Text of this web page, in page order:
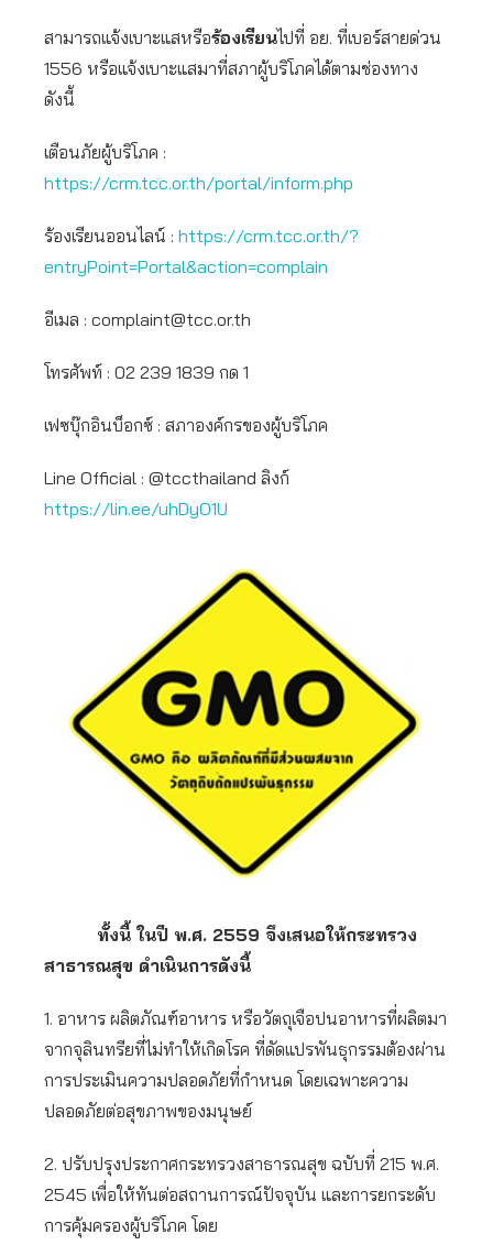
สามารถแจ้งเบาะแสหรือร้องเรียนไปที่ อย. ที่เบอร์สายด่วน
1556 หรือแจ้งเบาะแสมาที่สภาผู้บริโภคได้ตามช่องทาง
ดังนี้
เตือนภัยผู้บริโภค :
https://crm.tcc.or.th/portal/inform.php
ร้องเรียนออนไลน์ : https://crm.tcc.or.th/?
entryPoint=Portal&action=complain
อีเมล : complaint@tcc.or.th
โทรศัพท์ : 02 239 1839 กด 1
เฟซบุ๊กอินบ็อกซ์ : สภาองค์กรของผู้บริโภค
Line Official : @tccthailand ลิงก์
https://lin.ee/uhDyO1U
ทั้งนี้ ในปี พ.ศ. 2559 จึงเสนอให้กระทรวง
สาธารณสุข ดำเนินการดังนี้
1. อาหาร ผลิตภัณฑ์อาหาร หรือวัตถุเจือปนอาหารที่ผลิตมา
จากจุลินทรียที่ไม่ทำให้เกิดโรค ที่ดัดแปรพันธุกรรมต้องผ่าน
การประเมินความปลอดภัยที่กำหนด โดยเฉพาะความ
ปลอดภัยต่อสุขภาพของมนุษย์
2. ปรับปรุงประกาศกระทรวงสาธารณสุข ฉบับที่ 215 พ.ศ.
2545 เพื่อให้ทันต่อสถานการณ์ปัจจุบัน และการยกระดับ
การคุ้มครองผู้บริโภค โดย